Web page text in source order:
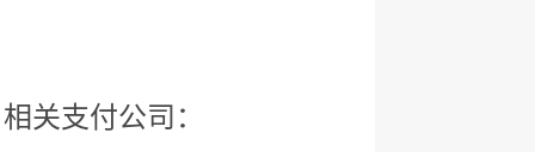
相关支付公司：